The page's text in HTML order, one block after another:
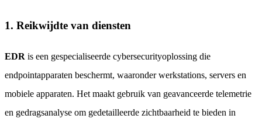
1. Reikwijdte van diensten
EDR is een gespecialiseerde cybersecurityoplossing die
endpointapparaten beschermt, waaronder werkstations, servers en
mobiele apparaten. Het maakt gebruik van geavanceerde telemetrie
en gedragsanalyse om gedetailleerde zichtbaarheid te bieden in